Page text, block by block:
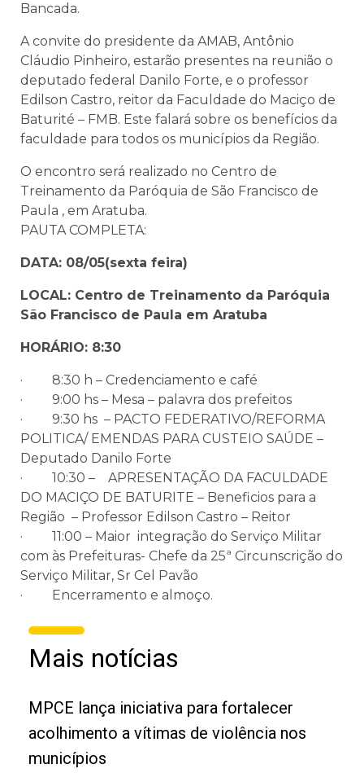
Bancada.
A convite do presidente da AMAB, Antônio
Cláudio Pinheiro, estarão presentes na reunião o
deputado federal Danilo Forte, e o professor
Edilson Castro, reitor da Faculdade do Maciço de
Baturité – FMB. Este falará sobre os benefícios da
faculdade para todos os municípios da Região.
O encontro será realizado no Centro de
Treinamento da Paróquia de São Francisco de
Paula , em Aratuba.
PAUTA COMPLETA:
DATA: 08/05(sexta feira)
LOCAL: Centro de Treinamento da Paróquia
São Francisco de Paula em Aratuba
HORÁRIO: 8:30
· 8:30 h – Credenciamento e café
· 9:00 hs – Mesa – palavra dos prefeitos
· 9:30 hs – PACTO FEDERATIVO/REFORMA
POLITICA/ EMENDAS PARA CUSTEIO SAÚDE –
Deputado Danilo Forte
· 10:30 – APRESENTAÇÃO DA FACULDADE
DO MACIÇO DE BATURITE – Beneficios para a
Região – Professor Edilson Castro – Reitor
· 11:00 – Maior integração do Serviço Militar
com às Prefeituras- Chefe da 25ª Circunscrição do
Serviço Militar, Sr Cel Pavão
· Encerramento e almoço.
Mais notícias
MPCE lança iniciativa para fortalecer
acolhimento a vítimas de violência nos
municípios